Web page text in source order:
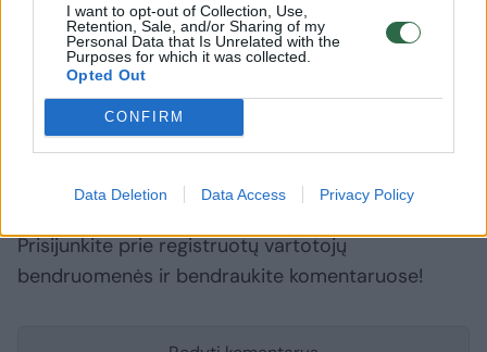
I want to opt-out of Collection, Use,
Retention, Sale, and/or Sharing of my
Personal Data that Is Unrelated with the
Purposes for which it was collected.
Opted Out
CONFIRM
Data Deletion Data Access Privacy Policy
Jungtinė Karalystė Mančesteris
Autobusai
Rodyti daugiau žymių
Komentuoti po šiuo straipsniu
Prisijunkite prie registruotų vartotojų
bendruomenės ir bendraukite komentaruose!